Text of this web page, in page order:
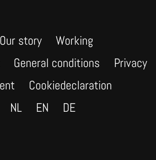
Our story
Working
General conditions
Privacy
Cookiedeclaration
NL
EN DE